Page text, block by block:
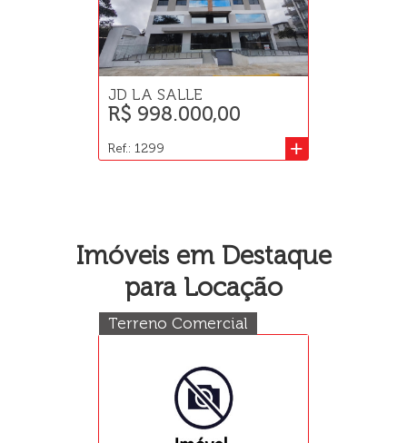
JD LA SALLE
R$ 998.000,00
+
Ref.: 1299
Imóveis em Destaque
para Locação
Terreno Comercial